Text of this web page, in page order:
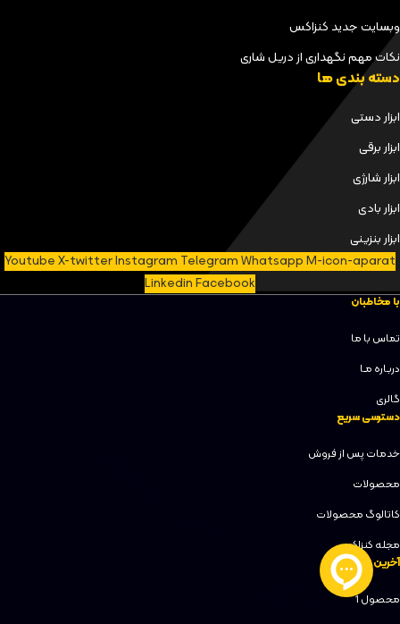
وبسایت جدید کنزاکس
نکات مهم نگهداری از دریل شاری
دسته بندی ها
ابزار دستی
ابزار برقی
ابزار شارژی
ابزار بادی
ابزار بنزینی
YoutubeX-twitterInstagram TelegramWhatsappM-icon-aparat
LinkedinFacebook
با مخاطبان
تماس با ما
دربـاره مـا
گالری
دسترسی سریع
خدمات پس از فروش
محصولات
کاتالوگ محصولات
مجله کنزاکس
آخرین محصولات
محصول 1